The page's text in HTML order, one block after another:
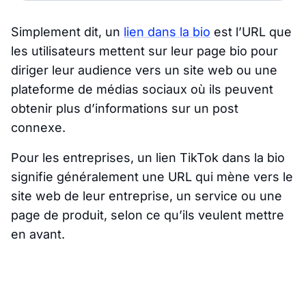
Simplement dit, un lien dans la bio est l’URL que
les utilisateurs mettent sur leur page bio pour
diriger leur audience vers un site web ou une
plateforme de médias sociaux où ils peuvent
obtenir plus d’informations sur un post
connexe.
Pour les entreprises, un lien TikTok dans la bio
signifie généralement une URL qui mène vers le
site web de leur entreprise, un service ou une
page de produit, selon ce qu’ils veulent mettre
en avant.